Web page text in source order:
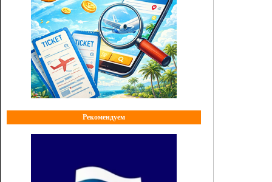
Рекомендуем